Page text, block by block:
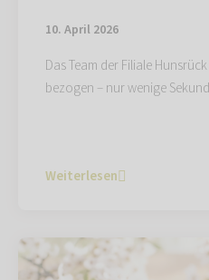
10. April 2026
Das Team der Filiale
bezogen – nur wenige
Weiterlesen